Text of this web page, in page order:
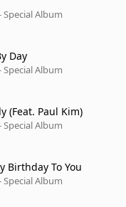
Special Album
Day
Special Album
(Feat. Paul Kim)
Special Album
Birthday To You
Special Album